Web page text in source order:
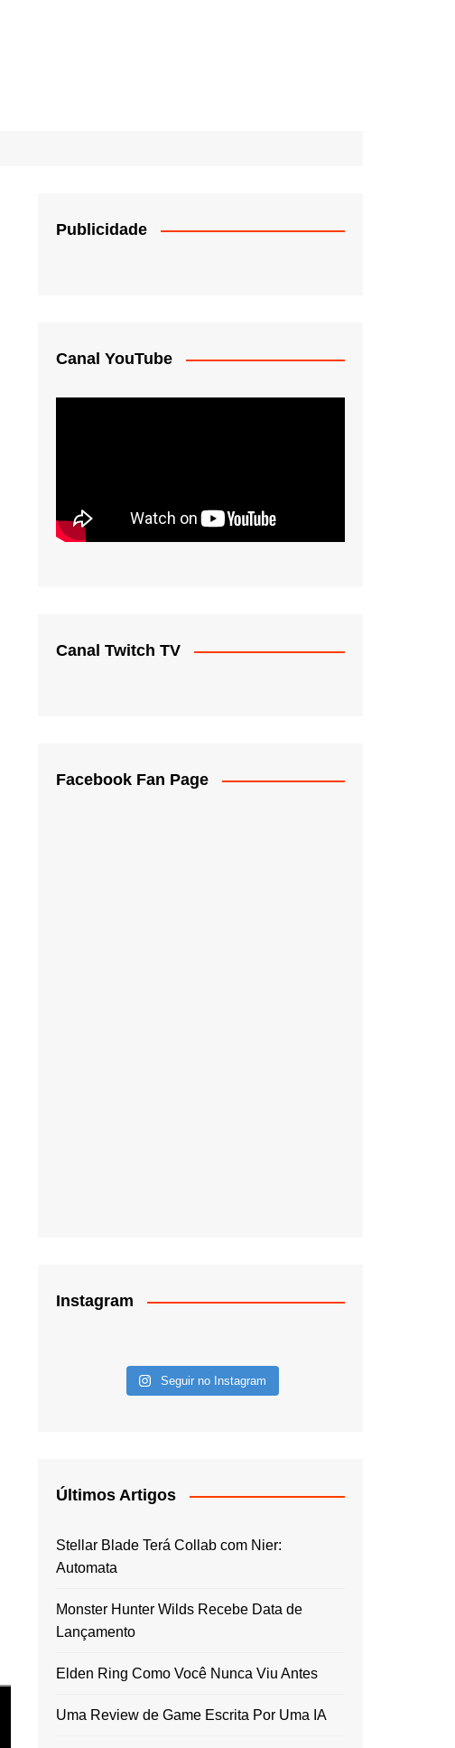
Publicidade
Canal YouTube
Canal Twitch TV
Facebook Fan Page
Instagram
Seguir no Instagram
Últimos Artigos
Stellar Blade Terá Collab com Nier:
Automata
Monster Hunter Wilds Recebe Data de
Lançamento
Elden Ring Como Você Nunca Viu Antes
Uma Review de Game Escrita Por Uma IA